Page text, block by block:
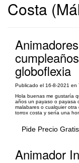
Costa
globoflexia
Publicado el 16-8-2021 en
Hola buenas me gustaría
años un payaso o payasa
malabares o cualquier
torrox costa y sería una
Pide Precio Gratis
Animador